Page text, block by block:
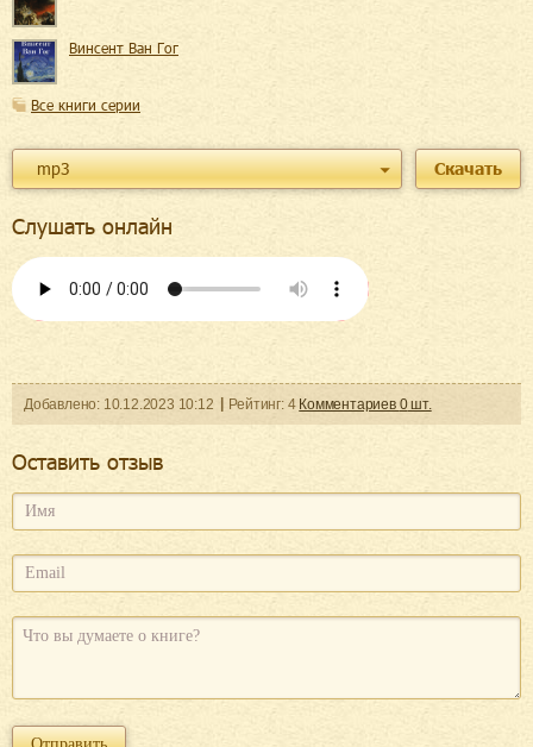
Винсент Ван Гог
Все книги серии
mp3 Скачать
Слушать онлайн
Добавленo: 10.12.2023 10:12 Рейтинг: 4 Комментариев 0шт.
Оcтавить отзыв